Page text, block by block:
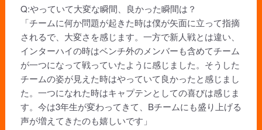
Q:やっていて大変な瞬間、良かった瞬間は？
「チームに何か問題が起きた時は僕が矢面に立って指摘
されるで、大変さを感じます。一方で新人戦とは違い、
インターハイの時はベンチ外のメンバーも含めてチーム
が一つになって戦っていたように感じました。そうした
チームの姿が見えた時はやっていて良かったと感じまし
た。一つになれた時はキャプテンとしての喜びは感じま
す。今は3年生が変わってきて、Bチームにも盛り上げる
声が増えてきたのも嬉しいです」